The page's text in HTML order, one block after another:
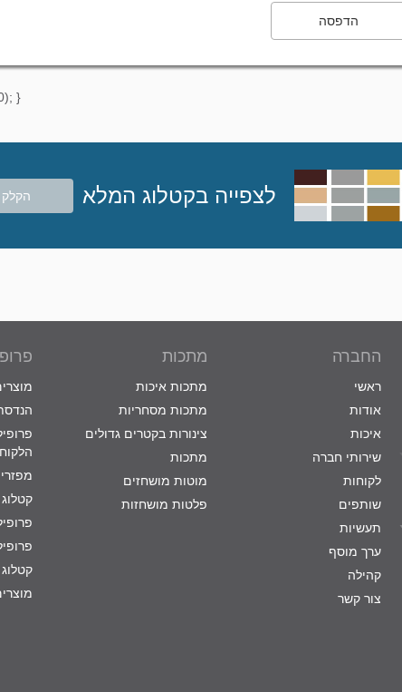
הדפסה
}
לצפייה בקטלוג המלא הקלק
החברה
ראשי
אודות
איכות
שירותי חברה
לקוחות
שותפים
תעשיות
ערך מוסף
קהילה
צור קשר
מתכות
מתכות איכות
מתכות מסחריות
צינורות בקטרים גדולים
מתכות
מוטות מושחזים
פלטות מושחזות
הלקוח